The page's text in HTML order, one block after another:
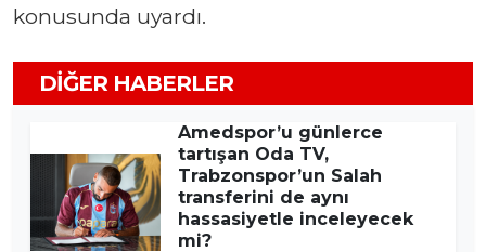
konusunda uyardı.
DIĞER HABERLER
Amedspor’u günlerce
tartışan Oda TV,
Trabzonspor’un Salah
transferini de aynı
hassasiyetle inceleyecek
mi?